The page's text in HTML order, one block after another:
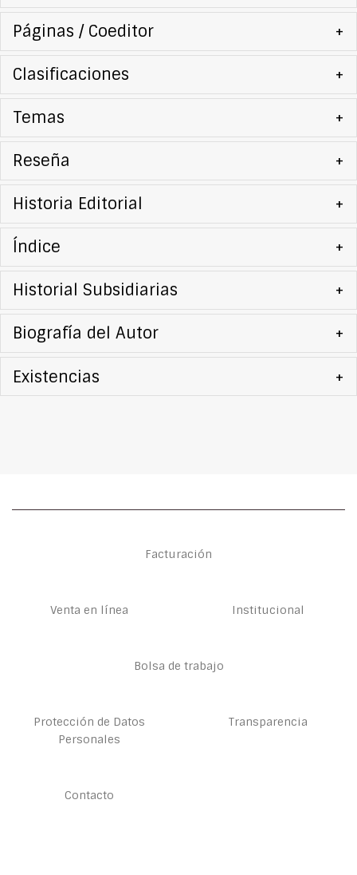
Páginas / Coeditor +
Clasificaciones +
Temas +
Reseña +
Historia Editorial +
Índice +
Historial Subsidiarias +
Biografía del Autor +
Existencias +
Facturación
Venta en línea Institucional
Bolsa de trabajo
Protección de Datos
Personales
Transparencia
Contacto